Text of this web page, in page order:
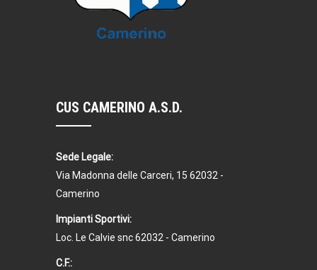
CUS CAMERINO A.S.D.
Sede Legale:
Via Madonna delle Carceri, 15 62032 -
Camerino
Impianti Sportivi:
Loc. Le Calvie snc 62032 - Camerino
C.F.: